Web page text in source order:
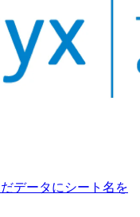
データにシート名を